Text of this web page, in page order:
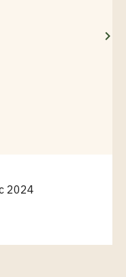
2024
